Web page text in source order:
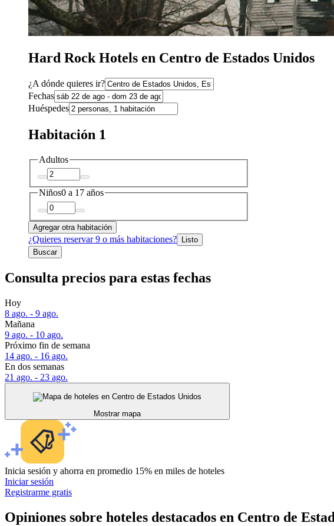
Hard Rock Hotels en Centro de Estados Unidos
¿A dónde quieres ir?
Fechas
Huéspedes
Habitación 1
Adultos
Niños0 a 17 años
Agregar otra habitación
¿Quieres reservar 9 o más habitaciones? Listo
Buscar
Consulta precios para estas fechas
Hoy
8 ago. - 9 ago.
Mañana
9 ago. - 10 ago.
Próximo fin de semana
14 ago. - 16 ago.
En dos semanas
21 ago. - 23 ago.
Mostrar mapa
Inicia sesión y ahorra en promedio 15% en miles de hoteles
Iniciar sesión
Registrarme gratis
Opiniones sobre hoteles destacados en Centro de